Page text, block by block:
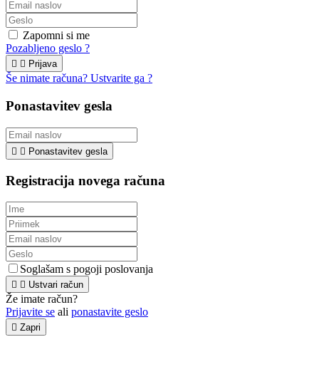
Zapomni si me
Pozabljeno geslo ?
  Prijava
Še nimate računa? Ustvarite ga ?
Ponastavitev gesla
  Ponastavitev gesla
Registracija novega računa
Soglašam s pogoji poslovanja
  Ustvari račun
Že imate račun?
Prijavite se ali ponastavite geslo
 Zapri